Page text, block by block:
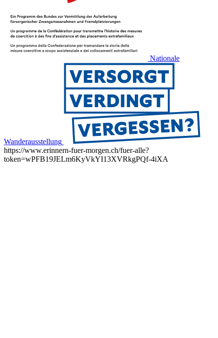
Nationale
Wanderausstellung
https://www.erinnern-fuer-morgen.ch/fuer-alle?
token=wPFB19JELm6KyVkYI13XVRkgPQf-4iXA